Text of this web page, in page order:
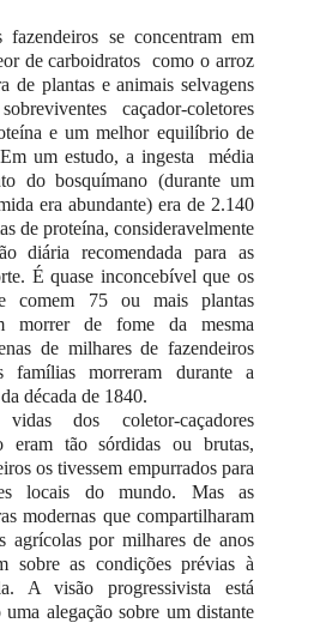
fazendeiros se concentram em
de carboidratos como o arroz
de plantas e animais selvagens
caçador-coletores
e um melhor equilíbrio de
um estudo, a ingesta média
do bosquímano (durante um
era abundante) era de 2.140
de proteína, consideravelmente
diária recomendada para as
É quase inconcebível que os
comem 75 ou mais plantas
morrer de fome da mesma
de milhares de fazendeiros
famílias morreram durante a
década de 1840.
dos coletor-caçadores
eram tão sórdidas ou brutas,
os tivessem empurrados para
locais do mundo. Mas as
modernas que compartilharam
agrícolas por milhares de anos
sobre as condições prévias à
A visão progressivista está
uma alegação sobre um distante